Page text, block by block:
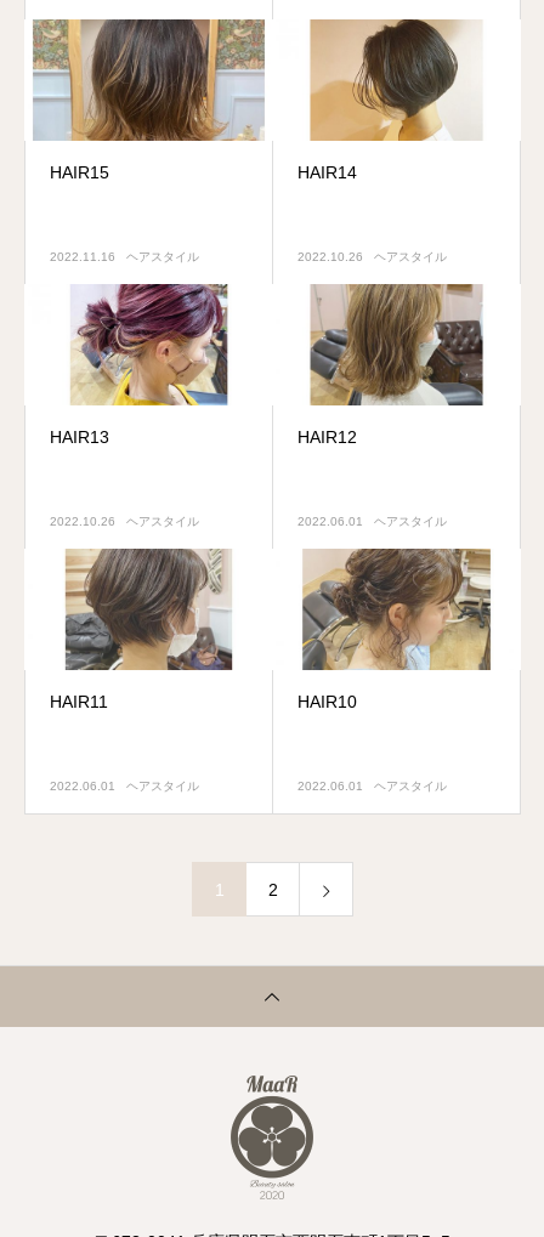
HAIR15
2022.11.16 ヘアスタイル
HAIR14
2022.10.26 ヘアスタイル
HAIR13
2022.10.26 ヘアスタイル
HAIR12
2022.06.01 ヘアスタイル
HAIR11
2022.06.01 ヘアスタイル
HAIR10
2022.06.01 ヘアスタイル
1 2